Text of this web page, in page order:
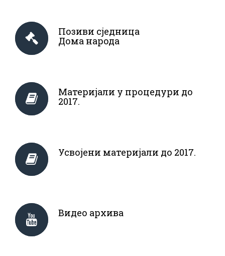
Позиви сједница
Дома народа
Материјали у процедури до
2017.
Усвојени материјали до 2017.
Видео архива